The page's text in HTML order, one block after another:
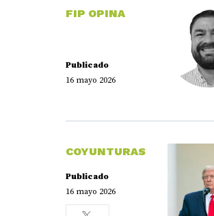
Publicado
16 mayo 2026
FIP OPINA
Publicado
16 mayo 2026
COYUNTURAS